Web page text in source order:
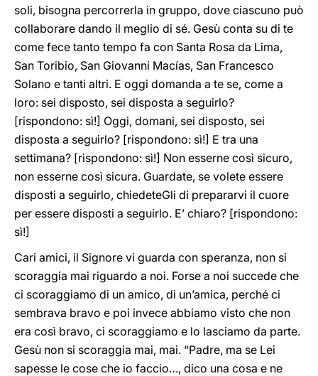
soli, bisogna percorrerla in gruppo, dove ciascuno può
collaborare dando il meglio di sé. Gesù conta su di te
come fece tanto tempo fa con Santa Rosa da Lima,
San Toribio, San Giovanni Macías, San Francesco
Solano e tanti altri. E oggi domanda a te se, come a
loro: sei disposto, sei disposta a seguirlo?
[rispondono: sì!] Oggi, domani, sei disposto, sei
disposta a seguirlo? [rispondono: sì!] E tra una
settimana? [rispondono: sì!] Non esserne così sicuro,
non esserne così sicura. Guardate, se volete essere
disposti a seguirlo, chiedeteGli di prepararvi il cuore
per essere disposti a seguirlo. E’ chiaro? [rispondono:
sì!]
Cari amici, il Signore vi guarda con speranza, non si
scoraggia mai riguardo a noi. Forse a noi succede che
ci scoraggiamo di un amico, di un’amica, perché ci
sembrava bravo e poi invece abbiamo visto che non
era così bravo, ci scoraggiamo e lo lasciamo da parte.
Gesù non si scoraggia mai, mai. “Padre, ma se Lei
sapesse le cose che io faccio…, dico una cosa e ne